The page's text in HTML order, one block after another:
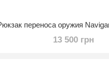
13 500 грн